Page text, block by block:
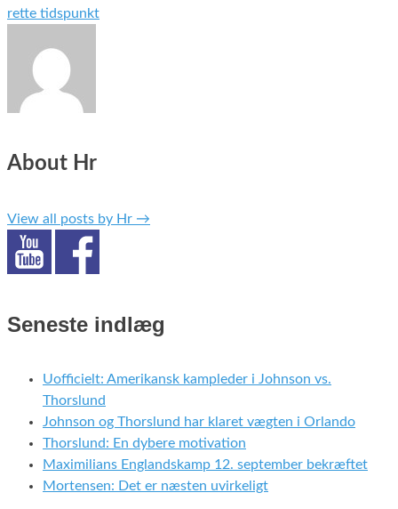
rette tidspunkt
About Hr
View all posts by Hr →
Seneste indlæg
Uofficielt: Amerikansk kampleder i Johnson vs.
Thorslund
Johnson og Thorslund har klaret vægten i Orlando
Thorslund: En dybere motivation
Maximilians Englandskamp 12. september bekræftet
Mortensen: Det er næsten uvirkeligt